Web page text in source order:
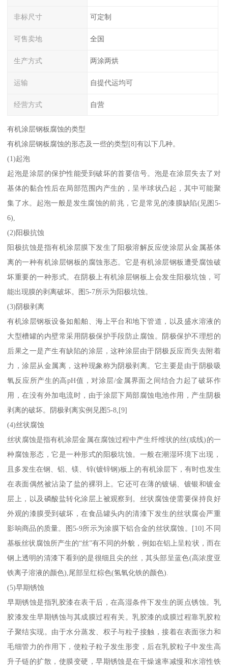
非标尺寸 可定制
可售卖地 全国
生产方式 两涂两烘
运输 自提代运均可
经营方式 自营
有机涂层钢板腐蚀的类型
有机涂层钢板腐蚀的形态及一些的类型[8]有以下几种。
(1)起泡
起泡是涂层的保护性能受到破坏的首要信号。泡是在涂层失去了对
基体的黏合性后在局部范围内产生的，呈半球状凸起，其中可能聚
集了水。起泡一般是发生腐蚀的前兆，它是常见的漆膜缺陷(见图5-
6),
(2)阳极抗蚀
阳极抗蚀是指有机涂层膜下发生了阳极溶解反应使涂层从金属基体
离的一种有机涂层钢板的腐蚀形态。它是有机涂层钢板遭受腐蚀破
坏重要的一种形式。在阴极上有机涂层钢板上会发生阳极坑蚀，可
能出现膜的剥离破坏。图5-7所示为阳极坑蚀。
(3)阴极剥离
有机涂层钢板设备如船舶、海上平台和地下管道，以及盛水溶液的
大型槽罐的内壁常采用阴极保护手段防止腐蚀。阴极保护不理想的
后果之一是产生有缺陷的涂层，这种涂层由于阴极反应而失去附着
力，涂层从金属离，这种现象称为阴极剥离。它主要是由于阴极吸
氧反应所产生的高pH值，对涂层/金属界面之间结合力起了破坏作
用，在没有外加电流时，由于涂层下局部腐蚀电池作用，产生阴极
剥离的破坏。阴极剥离实例见图5-8,[9]
(4)丝状腐蚀
丝状腐蚀是指有机涂层金属在腐蚀过程中产生纤维状的丝(或线)的一
种腐蚀形态，它是一种形式的阳极坑蚀。一般在潮湿环境下出现，
且多发生在钢、铝、镁、锌(镀锌钢)板上的有机涂层下，有时也发生
在表面偶然被沾染了盐的裸羽上。它还可在薄的镀锡、镀银和镀金
层上，以及磷酸盐转化涂层上被观察到。丝状腐蚀使需要保持良好
外观的漆膜受到破坏，在食品罐头内的清漆下发生的丝状腐会严重
影响商品的质量。图5-9所示为涂膜下铝合金的丝状腐蚀。[10].不同
基板丝状腐蚀所产生的“丝”有不同的外貌，例如在铝上呈粒状，而在
钢上透明的清漆下看到的是很细且尖的丝，其头部呈蓝色(高浓度亚
铁离子溶液的颜色),尾部呈红棕色(氢氧化铁的颜色).
(5)早期锈蚀
早期锈蚀是指乳胶漆在表干后，在高湿条件下发生的斑点锈蚀。乳
胶漆发生早期锈蚀与其成膜过程有关。乳胶漆的成膜过程靠乳胶粒
子聚结实现。由于水分蒸发、权子与粒子接触，接着在表面张力和
毛细管力的作用下，使粒子粒子发生形变，后在乳胶粒子中发生高
升子链的扩散，使膜变硬，早期锈蚀是在干燥速率减慢和水溶性铁